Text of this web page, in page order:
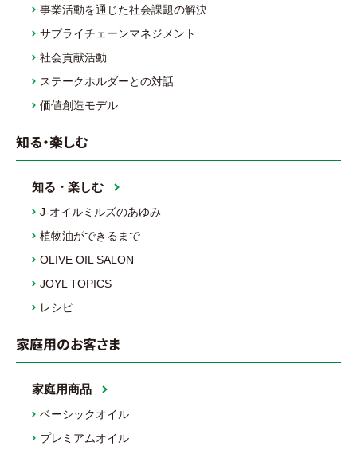
事業活動を通じた社会課題の解決
サプライチェーンマネジメント
社会貢献活動
ステークホルダーとの対話
価値創造モデル
知る・楽しむ
知る・楽しむ
J-オイルミルズのあゆみ
植物油ができるまで
OLIVE OIL SALON
JOYL TOPICS
レシピ
家庭用のお客さま
家庭用商品
ベーシックオイル
プレミアムオイル